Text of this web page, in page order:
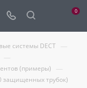
0
системы DECT —
—
(примеры) —
защищенных трубок)